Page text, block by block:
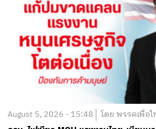
August 5, 2026 - 15:48 โดย พรรคเพื่อ
ครม. ไฟเขียว MOU แรงงานไทย-เมียนมา
พันธ์’ เผยช่วยแก้ปมแก้ขาดแคลนแรงงา
โตต่อเนื่อง-ป้องกันการค้ามนุษย์
อ่านต่อ